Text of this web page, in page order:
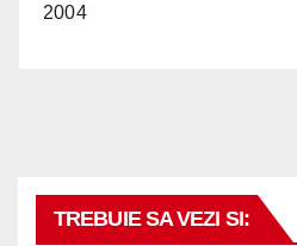
2004
TREBUIE SA VEZI SI: